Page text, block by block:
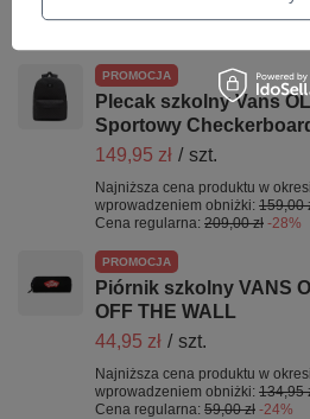
wprowadzeniem obniżki:139,00
PROMOCJA
Plecak szkolny Vans
Sportowy
149,95 zł / szt.
Najniższa cena produktu w
wprowadzeniem obniżki: 159,00
Cena regularna: 209,00 zł -28%
PROMOCJA
Piórnik szkolny VANS
OFF THE WALL
44,95 zł / szt.
Najniższa cena produktu w
wprowadzeniem obniżki: 134,95
Cena regularna: 59,00 zł -24%